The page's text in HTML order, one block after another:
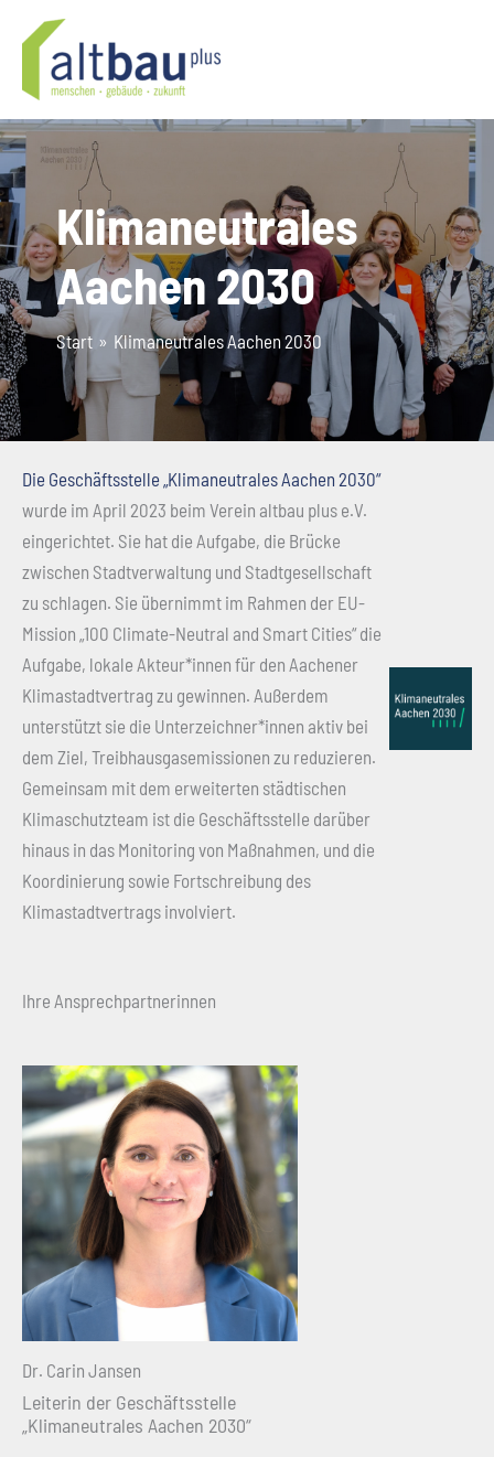
Inhalt
springen
Klimaneutrales
Aachen 2030
Start Klimaneutrales Aachen 2030
Die Geschäftsstelle „Klimaneutrales Aachen 2030“
wurde im April 2023 beim Verein altbau plus e.V.
eingerichtet. Sie hat die Aufgabe, die Brücke
zwischen Stadtverwaltung und Stadtgesellschaft
zu schlagen. Sie übernimmt im Rahmen der EU-
Mission „100 Climate-Neutral and Smart Cities“ die
Aufgabe, lokale Akteur*innen für den Aachener
Klimastadtvertrag zu gewinnen. Außerdem
unterstützt sie die Unterzeichner*innen aktiv bei
dem Ziel, Treibhausgasemissionen zu reduzieren.
Gemeinsam mit dem erweiterten städtischen
Klimaschutzteam ist die Geschäftsstelle darüber
hinaus in das Monitoring von Maßnahmen, und die
Koordinierung sowie Fortschreibung des
Klimastadtvertrags involviert.
Ihre Ansprechpartnerinnen
Dr. Carin Jansen
Leiterin der Geschäftsstelle
„Klimaneutrales Aachen 2030“